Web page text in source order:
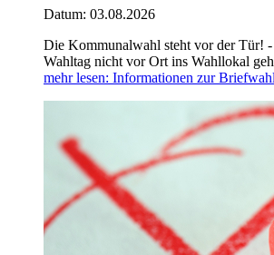
Datum: 03.08.2026
Die Kommunalwahl steht vor der Tür! -
Wahltag nicht vor Ort ins Wahllokal
mehr lesen: Informationen zur